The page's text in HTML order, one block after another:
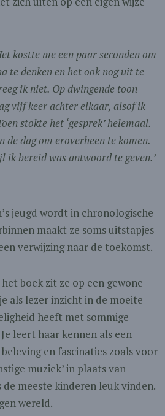
kostte me een paar seconden om
te denken en het ook nog uit te
ik niet. Op dwingende toon
vijf keer achter elkaar, alsof ik
stokte het ‘gesprek’ helemaal.
de dag om eroverheen te komen.
ik bereid was antwoord te geven.’
jeugd wordt in chronologische
maakt ze soms uitstapjes
verwijzing naar de toekomst.
boek zit ze op een gewone
als lezer inzicht in de moeite
heeft met sommige
leert haar kennen als een
en fascinaties zoals voor
muziek’ in plaats van
meeste kinderen leuk vinden.
wereld.